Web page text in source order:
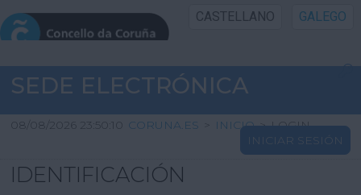
CASTELLANO GALEGO
INICIO SEDE
INICIO
INFORMACIÓN PÚBLICA
SEDE ELECTRÓNICA
08/08/2026 23:50:10 CORUNA.ES > INICIO > LOGIN
INICIAR SESIÓN
IDENTIFICACIÓN